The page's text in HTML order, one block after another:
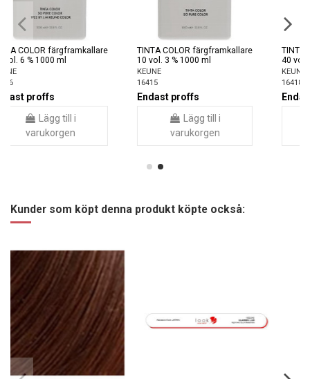
TINTA COLOR färgframkallare
40 vol. 12 % 1000 ml
Endast proffs
varukorgen
TINTA COLOR färgframkallare
30 vol. 9 % 1000 ml
Endast proffs
varukorgen
Kunder som köpt denna produkt köpte också: